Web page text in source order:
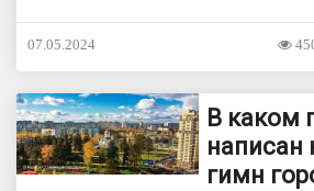
07.05.2024
В каком
написан
гимн